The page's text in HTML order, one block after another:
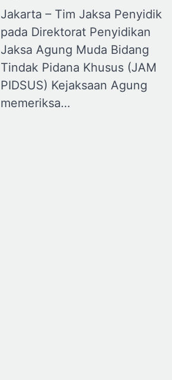
Jakarta – Tim Jaksa Penyidik
pada Direktorat Penyidikan
Jaksa Agung Muda Bidang
Tindak Pidana Khusus (JAM
PIDSUS) Kejaksaan Agung
memeriksa…